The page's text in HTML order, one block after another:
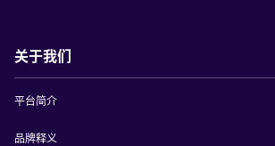
关于我们
平台简介
品牌释义